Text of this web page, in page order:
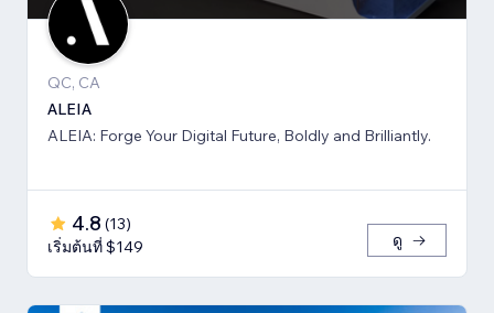
QC, CA
ALEIA
ALEIA: Forge Your Digital Future, Boldly and Brilliantly.
4.8 (13)
เริ่มต้นที่ $149
ดู